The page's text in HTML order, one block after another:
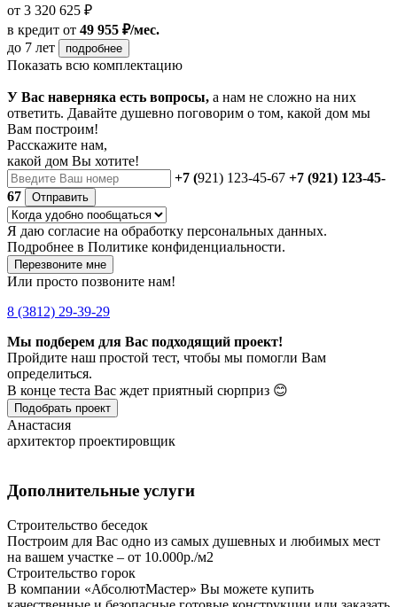
от 3 320 625 ₽
в кредит от 49 955 ₽/мес.
до 7 лет
подробнее
Показать всю комплектацию
У Вас наверняка есть вопросы, а нам не сложно на них
ответить. Давайте душевно поговорим о том, какой дом мы
Вам построим!
Расскажите нам,
какой дом Вы хотите!
+7 (921) 123-45-67 +7 (921) 123-45-
67
Отправить
Я даю согласие на обработку персональных данных.
Подробнее в Политике конфиденциальности.
Перезвоните мне
Или просто позвоните нам!
8 (3812) 29-39-29
Мы подберем для Вас подходящий проект!
Пройдите наш простой тест, чтобы мы помогли Вам
определиться.
В конце теста Вас ждет приятный сюрприз 😊
Подобрать проект
Анастасия
архитектор проектировщик
Дополнительные услуги
Строительство беседок
Построим для Вас одно из самых душевных и любимых мест
на вашем участке – от 10.000р./м2
Строительство горок
В компании «АбсолютМастер» Вы можете купить